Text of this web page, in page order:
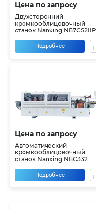
Цена по запросу
Двухсторонний
кромкооблицовочный
станок Nanxing NB7CS2IIP
Подробнее
Цена по запросу
Автоматический
кромкооблицовочный
станок Nanxing NBC332
Подробнее